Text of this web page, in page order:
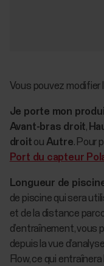
Vous pouvez modifier
Je porte mon
Avant-bras droit,
droit ou Autre. Pour
Port du capteur
Longueur de
de piscine qui sera
et de la distance
d’entraînement, vous
depuis la vue
Flow, ce qui